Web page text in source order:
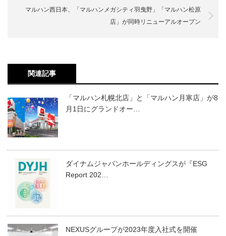
マルハン西日本、「マルハンメガシティ羽曳野」「マルハン松原
店」が同時リニューアルオープン
関連記事
「マルハン札幌北店」と「マルハン月寒店」が8
月1日にグランドオー…
ダイナムジャパンホールディングスが『ESG
Report 202…
NEXUSグループが2023年度入社式を開催